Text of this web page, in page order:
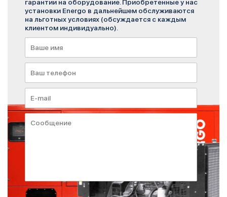
гарантии на оборудование. Приобретенные у нас
установки Energo в дальнейшем обслуживаются
на льготных условиях (обсуждается с каждым
клиентом индивидуально).